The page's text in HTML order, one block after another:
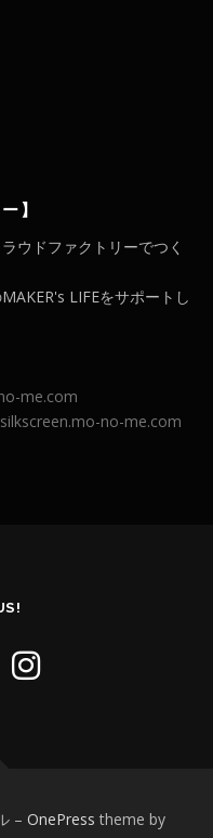
】
ウドファクトリーでつく
LIFEをサポートし
me.com
no-me.com
– OnePress theme by